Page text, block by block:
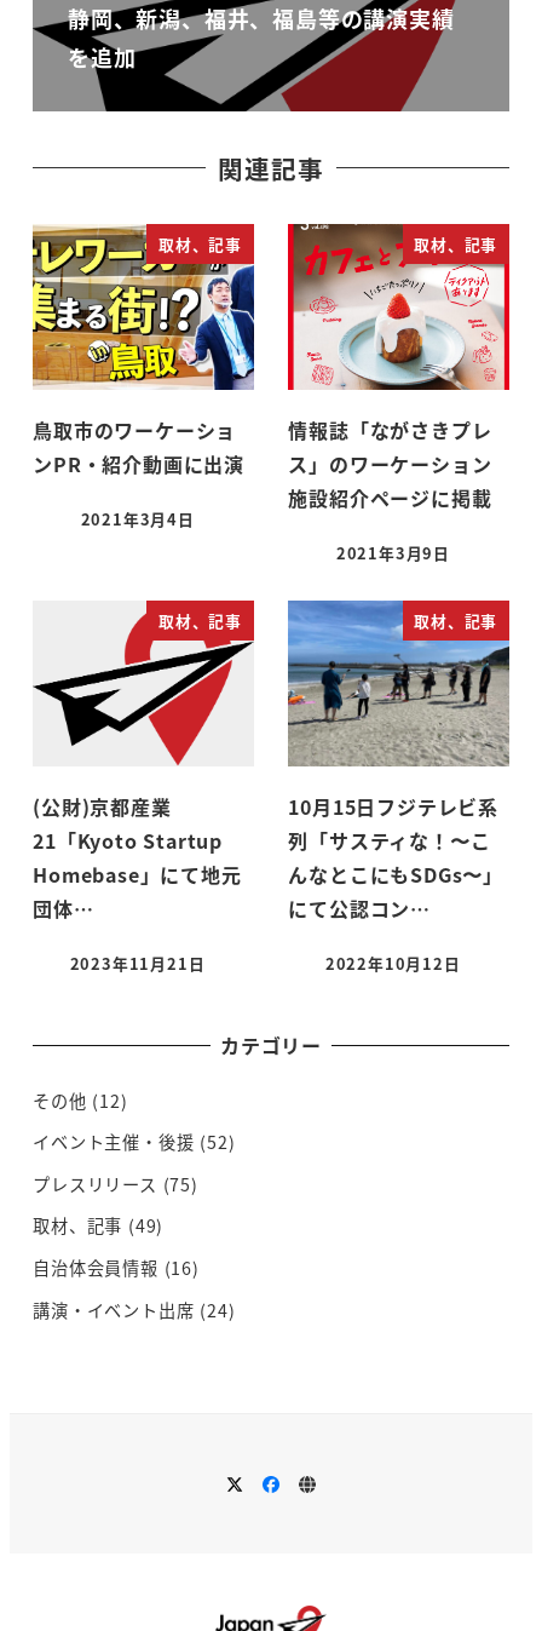
静岡、新潟、福井、福島等の講演実績
を追加
関連記事
取材、記事
鳥取市のワーケーショ
ンPR・紹介動画に出演
2021年3月4日
取材、記事
情報誌「ながさきプレ
ス」のワーケーション
施設紹介ページに掲載
2021年3月9日
取材、記事
(公財)京都産業
21「Kyoto Startup
Homebase」にて地元
団体…
2023年11月21日
取材、記事
10月15日フジテレビ系
列「サスティな！〜こ
んなとこにもSDGs〜」
にて公認コン…
2022年10月12日
カテゴリー
その他 (12)
イベント主催・後援 (52)
プレスリリース (75)
取材、記事 (49)
自治体会員情報 (16)
講演・イベント出席 (24)